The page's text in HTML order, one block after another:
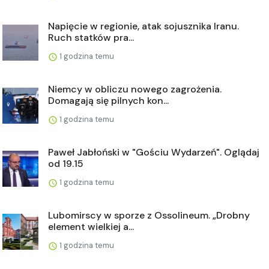
Napięcie w regionie, atak sojusznika Iranu.
Ruch statków pra...
1 godzina temu
Niemcy w obliczu nowego zagrożenia.
Domagają się pilnych kon...
1 godzina temu
Paweł Jabłoński w "Gościu Wydarzeń". Oglądaj
od 19.15
1 godzina temu
Lubomirscy w sporze z Ossolineum. „Drobny
element wielkiej a...
1 godzina temu